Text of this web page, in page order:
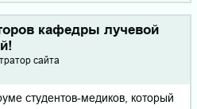
кафедры лучевой
сайта
студентов-медиков, который